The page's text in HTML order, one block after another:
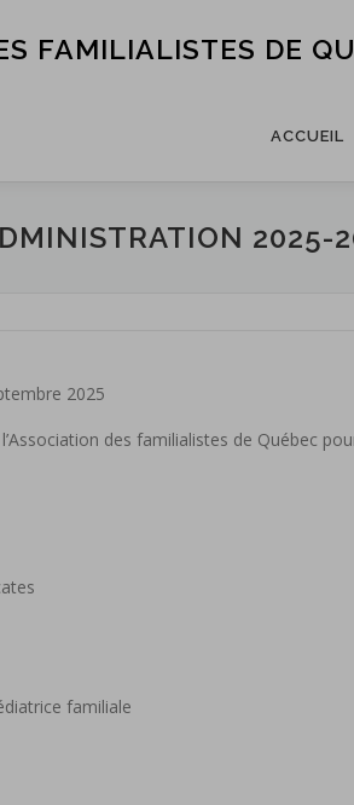
FAMILIALISTES DE
ACCUEIL
2025-
2025
des familialistes de Québec
familiale